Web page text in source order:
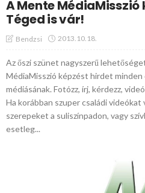
A Mente
Téged is vár!
Bendzsi 2013.10.18.
Az őszi szünet nagyszerű
MédiaMisszió képzést hirdet
médiásának. Fotózz, írj, kérdezz,
Ha korábban szuper családi
szerepeket a suliszínpadon, vagy
esetleg...